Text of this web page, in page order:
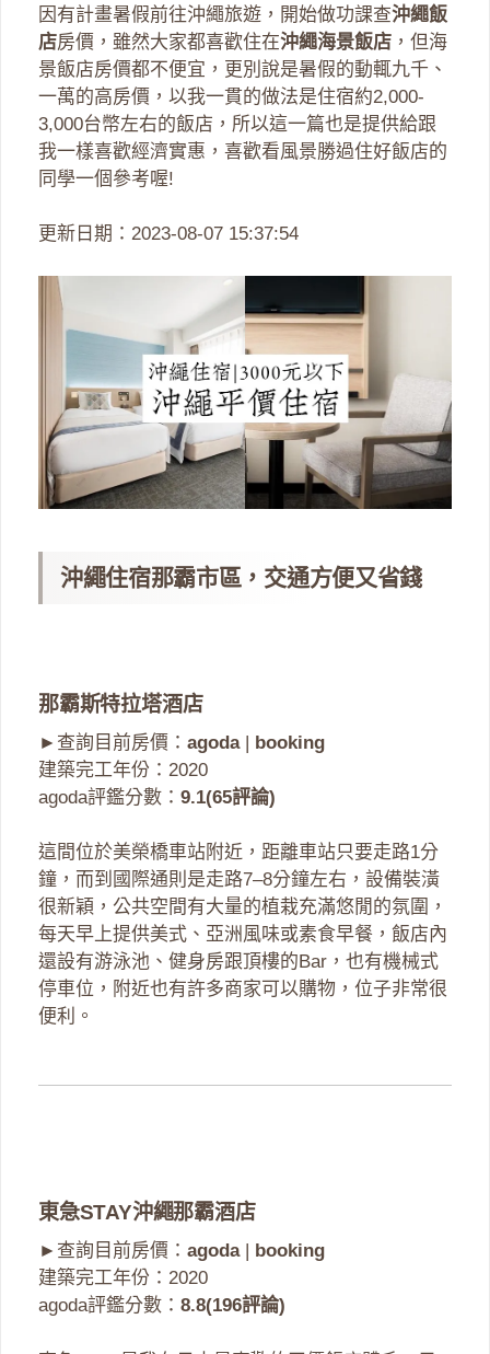
因有計畫暑假前往沖繩旅遊，開始做功課查沖繩飯
店房價，雖然大家都喜歡住在沖繩海景飯店 ，但海
景飯店房價都不便宜，更別說是暑假的動輒九千、
一萬的高房價，以我一貫的做法是住宿約2,000-
3,000台幣左右的飯店，所以這一篇也是提供給跟
我一樣喜歡經濟實惠，喜歡看風景勝過住好飯店的
同學一個參考喔!
更新日期：2023-08-07 15:37:54
沖繩住宿那霸市區，交通方便又省錢
那霸斯特拉塔酒店
►查詢目前房價： agoda| booking
建築完工年份：2020
agoda評鑑分數： 9.1(65評論)
這間位於美榮橋車站附近，距離車站只要走路1分
鐘，而到國際通則是走路7–8分鐘左右，設備裝潢
很新穎，公共空間有大量的植栽充滿悠閒的氛圍，
每天早上提供美式、亞洲風味或素食早餐，飯店內
還設有游泳池、健身房跟頂樓的Bar，也有機械式
停車位，附近也有許多商家可以購物，位子非常很
便利。
東急STAY沖繩那霸酒店
►查詢目前房價： agoda| booking
建築完工年份：2020
agoda評鑑分數： 8.8(196評論)